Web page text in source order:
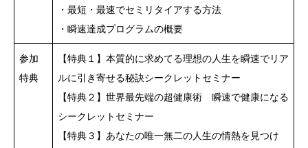
・最短・最速でセミリタイアする方法
・瞬速達成プログラムの概要
参加
特典
【特典１】本質的に求めてる理想の人生を瞬速でリア
ルに引き寄せる秘訣シークレットセミナー
【特典２】世界最先端の超健康術 瞬速で健康になる
シークレットセミナー
【特典３】あなたの唯一無二の人生の情熱を見つけ